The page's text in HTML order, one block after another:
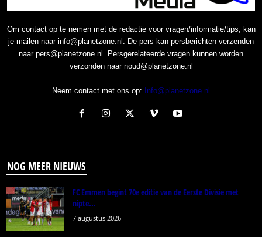
Om contact op te nemen met de redactie voor vragen/informatie/tips, kan
je mailen naar info@planetzone.nl. De pers kan persberichten verzenden
naar pers@planetzone.nl. Persgerelateerde vragen kunnen worden
verzonden naar noud@planetzone.nl
Neem contact met ons op: Info@planetzone.nl
NOG MEER NIEUWS
FC Emmen begint 70e editie van de Eerste Divisie met
nipte...
7 augustus 2026